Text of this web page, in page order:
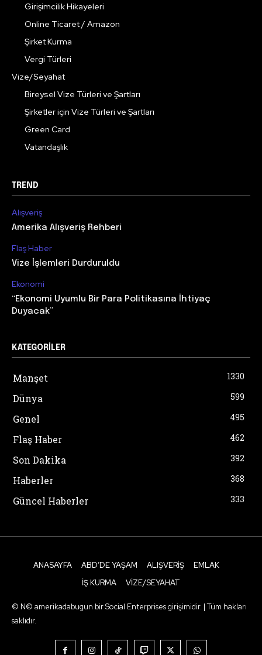
Girişimcilik Hikayeleri
Online Ticaret / Amazon
Şirket Kurma
Vergi Türleri
Vize/Seyahat
Bireysel Vize Türleri ve Şartları
Şirketler için Vize Türleri ve Şartları
Green Card
Vatandaşlık
TREND
Alışveriş
Amerika Alışveriş Rehberi
Flaş Haber
Vize İşlemleri Durduruldu
Ekonomi
“Ekonomi Uyumlu Bir Para Politikasına İhtiyaç
Duyacak”
KATEGORILER
Manşet 1330
Dünya 599
Genel 495
Flaş Haber 462
Son Dakika 392
Haberler 368
Güncel Haberler 333
ANASAYFA ABD’DE YAŞAM ALIŞVERIŞ
EMLAK
İŞ KURMA
VIZE/SEYAHAT
© N© amerikadabugun bir Social Enterprises girişimidir. | Tüm hakları
saklıdır.